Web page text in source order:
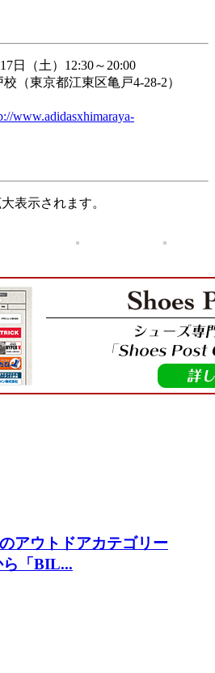
日（土）12:30～20:00
（東京都江東区亀戸4-28-2）
www.adidasxhimaraya-
表示されます。
アウトドアカテゴリー
ら「BIL...